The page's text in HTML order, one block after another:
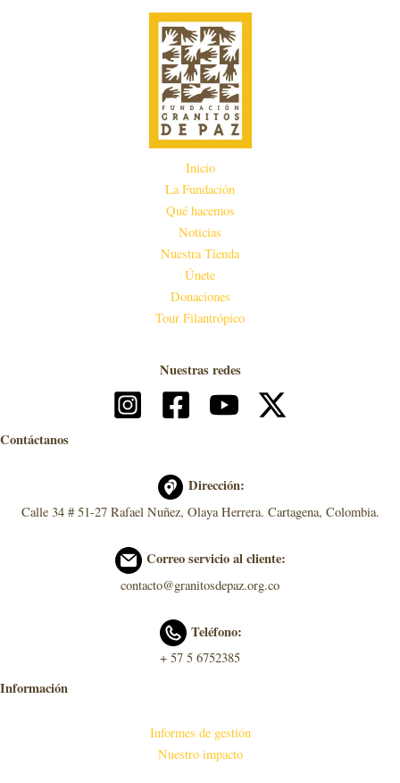
Inicio
La Fundación
Qué hacemos
Noticias
Nuestra Tienda
Únete
Donaciones
Tour Filantrópico
Nuestras redes
Contáctanos
Dirección:
Calle 34 # 51-27 Rafael Nuñez, Olaya Herrera. Cartagena, Colombia.
Correo servicio al cliente:
contacto@granitosdepaz.org.co
Teléfono:
+ 57 5 6752385
Información
Informes de gestión
Nuestro impacto